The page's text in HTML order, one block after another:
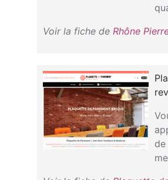
Voir la fiche de Rhône